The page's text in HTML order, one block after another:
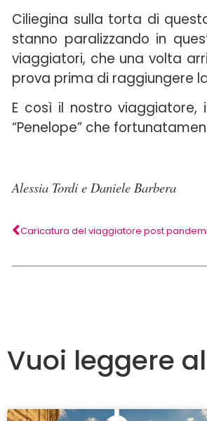
Ciliegina sulla torta di
stanno paralizzando in
viaggiatori, che una volta
prova prima di raggiungere
E così il nostro
“Penelope” che
Alessia Tordi e Daniele Barbera
Caricatura del viaggiatore post
Vuoi leggere